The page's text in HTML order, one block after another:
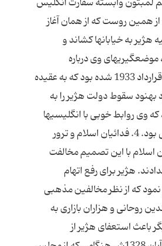
از همین روست که از همان آغاز
به خیابانها کشاند و
موضعگیریهای وی درباره
قراردادهای نفتی با انگلیس است. می‌گویند هژیر در مورد مسئله نفت خواستار تجدید نظر در اصل قرارداد 1933 شده بود که به عقیده
سقوط دولت هژیر را به
وی روابط خوبی با انگلیسیها
داشته است. البته یکی از دلایل سقوط کابینه هژیر مخالفتهای مذهبیون به رهبری آیت‌الله کاشانی بود. 4. فدائیان اسلام و ترور
اسلام با این تصمیم مخالفت
هژیر برای رفع اتهام
که از نظر مخالفین مذهبی
روحانی و هزاران بازاری به
باعث استعفای هژیر از